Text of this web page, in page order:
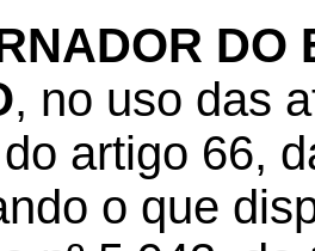
DO
, no uso das
artigo 66,
o que